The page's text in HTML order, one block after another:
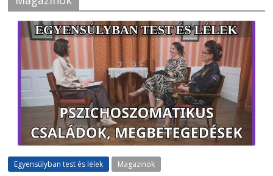
Egyensúlyban test és lélek Magazinok